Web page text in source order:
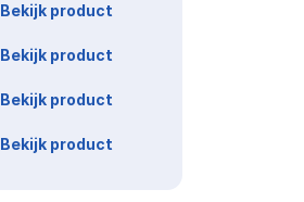
Bekijk product
Bekijk product
Bekijk product
Bekijk product